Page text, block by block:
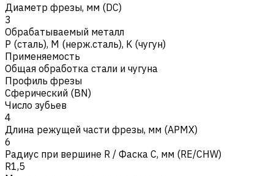
Диаметр фрезы, мм (DC)
3
Обрабатываемый металл
Р (сталь), M (нерж.сталь), K (чугун)
Применяемость
Общая обработка стали и чугуна
Профиль фрезы
Сферический (BN)
Число зубьев
4
Длина режущей части фрезы, мм (APMX)
6
Радиус при вершине R / Фаска C, мм (RE/CHW)
R1,5